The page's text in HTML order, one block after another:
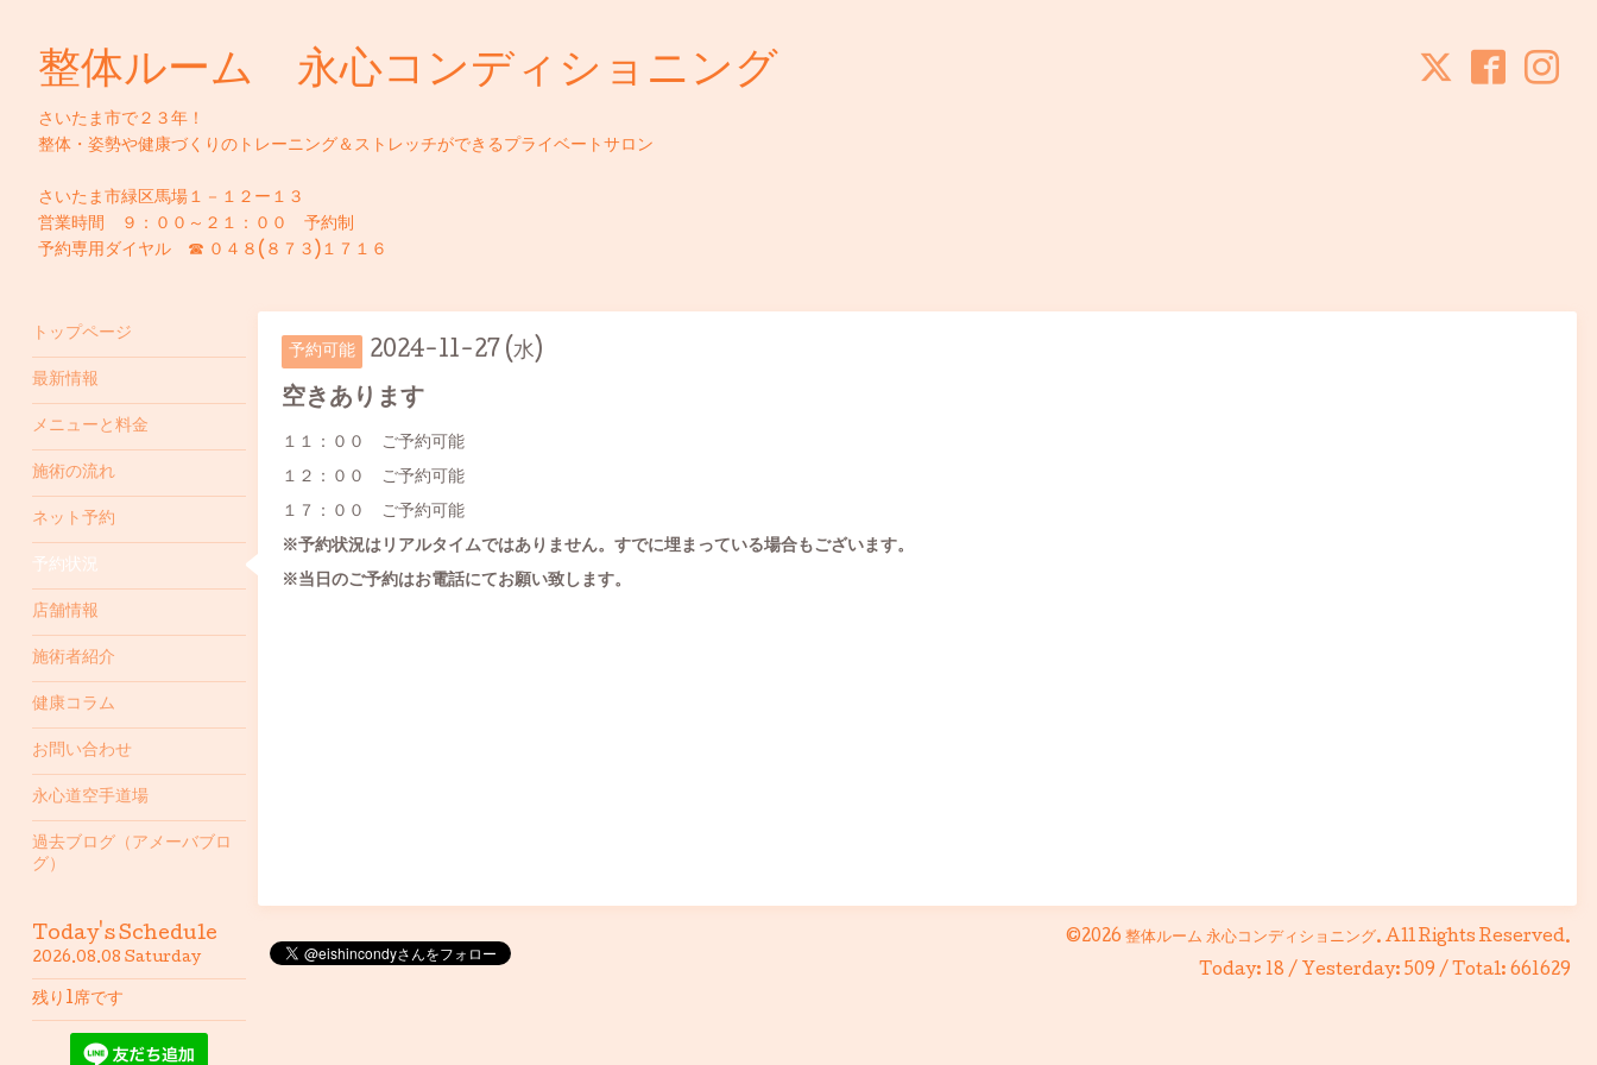
整体ルーム 永心コンディショニング
さいたま市で２３年！
整体・姿勢や健康づくりのトレーニング＆ストレッチができるプライベートサロン
さいたま市緑区馬場１－１２ー１３
営業時間 ９：００～２１：００ 予約制
予約専用ダイヤル ☎ ０４８(８７３)１７１６
予約可能 2024-11-27 (水)
空きあります
１１：００ ご予約可能
１２：００ ご予約可能
１７：００ ご予約可能
※予約状況はリアルタイムではありません。すでに埋まっている場合もございます。
※当日のご予約はお電話にてお願い致します。
©2026 整体ルーム 永心コンディショニング. All Rights Reserved.
Today: 18 / Yesterday: 509 / Total: 661629
トップページ
最新情報
メニューと料金
施術の流れ
ネット予約
予約状況
店舗情報
施術者紹介
健康コラム
お問い合わせ
永心道空手道場
過去ブログ（アメーバブロ
グ）
Today's Schedule
2026.08.08 Saturday
残り1席です